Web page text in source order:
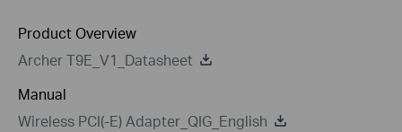
Product Overview
Archer T9E_V1_Datasheet
Manual
Wireless PCI(-E) Adapter_QIG_English